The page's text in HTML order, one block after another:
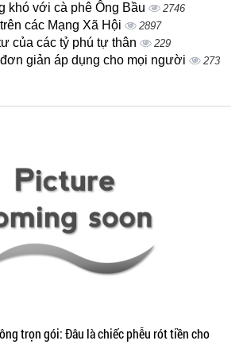
khó với cà phê Ông Bầu 2746
các Mạng Xã Hội 2897
của các tỷ phú tự thân 229
giản áp dụng cho mọi người 273
trọn gói: Đâu là chiếc phễu rót tiền cho